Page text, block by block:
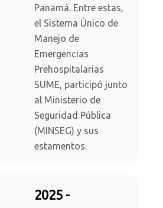
Panamá. Entre estas,
el Sistema Único de
Manejo de
Emergencias
Prehospitalarias
SUME, participó junto
al Ministerio de
Seguridad Pública
(MINSEG) y sus
estamentos.
2025 -